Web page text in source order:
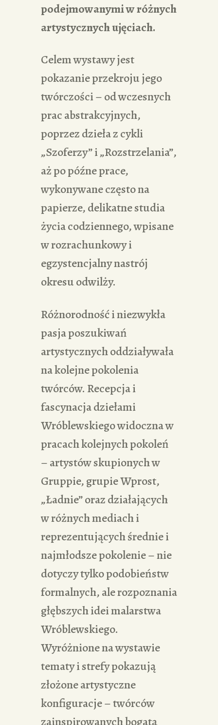
podejmowanymi w różnych
artystycznych ujęciach.
Celem wystawy jest
pokazanie przekroju jego
twórczości – od wczesnych
prac abstrakcyjnych,
poprzez dzieła z cykli
„Szoferzy” i „Rozstrzelania”,
aż po późne prace,
wykonywane często na
papierze, delikatne studia
życia codziennego, wpisane
w rozrachunkowy i
egzystencjalny nastrój
okresu odwilży.
Różnorodność i niezwykła
pasja poszukiwań
artystycznych oddziaływała
na kolejne pokolenia
twórców. Recepcja i
fascynacja dziełami
Wróblewskiego widoczna w
pracach kolejnych pokoleń
– artystów skupionych w
Gruppie, grupie Wprost,
„Ładnie” oraz działających
w różnych mediach i
reprezentujących średnie i
najmłodsze pokolenie – nie
dotyczy tylko podobieństw
formalnych, ale rozpoznania
głębszych idei malarstwa
Wróblewskiego.
Wyróżnione na wystawie
tematy i strefy pokazują
złożone artystyczne
konfiguracje – twórców
zainspirowanych bogatą